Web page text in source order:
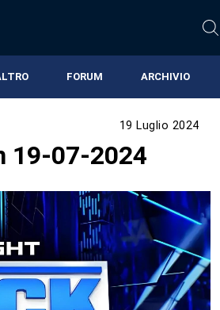
FORUM ARCHIVIO
19 Luglio 2024
19-07-2024